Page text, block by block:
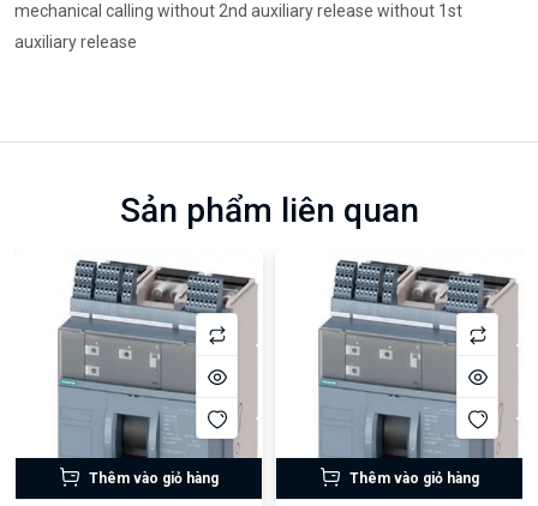
mechanical calling without 2nd auxiliary release without 1st
auxiliary release
Sản phẩm liên quan
Thêm vào giỏ hàng Thêm vào giỏ hàng